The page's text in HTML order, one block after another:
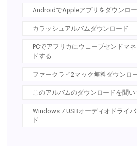
AndroidでAppleアプリをダウンロ
カラッシュアルバムダウンロード
PCでアフリカにウェーブセンドマ
ドする
ファークライ2マック無料ダウンロ
このアルバムのダウンロードを聞
Windows 7 USBオーディオドライ
ド